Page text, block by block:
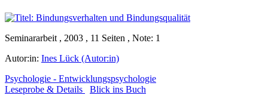
Seminararbeit , 2003 , 11 Seiten , Note: 1
Autor:in: Ines Lück (Autor:in)
Psychologie - Entwicklungspsychologie
Leseprobe & Details
Blick ins Buch